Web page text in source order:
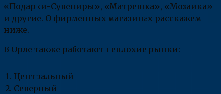
«Подарки-Сувениры», «Матрешка», «Мозаика»
и другие. О фирменных магазинах расскажем
ниже.
В Орле также работают неплохие рынки:
Центральный
Северный